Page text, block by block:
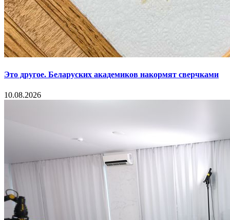
Это другое. Беларуских академиков накормят сверчками
10.08.2026